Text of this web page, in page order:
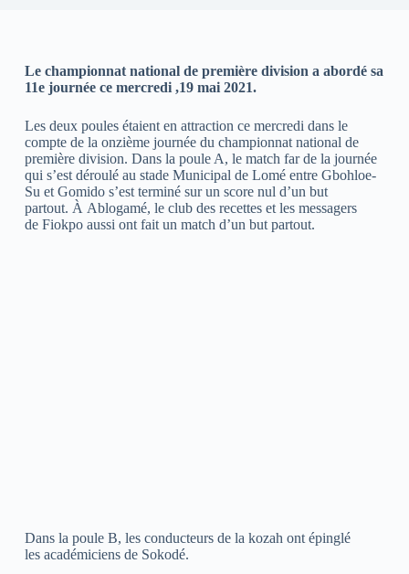
Le championnat national de première division a abordé sa
11e journée ce mercredi ,19 mai 2021.
Les deux poules étaient en attraction ce mercredi dans le
compte de la onzième journée du championnat national de
première division. Dans la poule A, le match far de la journée
qui s’est déroulé au stade Municipal de Lomé entre Gbohloe-
Su et Gomido s’est terminé sur un score nul d’un but
partout. À Ablogamé, le club des recettes et les messagers
de Fiokpo aussi ont fait un match d’un but partout.
Dans la poule B, les conducteurs de la kozah ont épinglé
les académiciens de Sokodé.